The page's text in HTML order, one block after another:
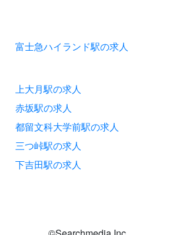
富士急ハイランド駅の求人
上大月駅の求人
赤坂駅の求人
都留文科大学前駅の求人
三つ峠駅の求人
下吉田駅の求人